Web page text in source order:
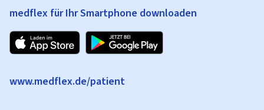
medflex für Ihr Smartphone downloaden
www.medflex.de/patient